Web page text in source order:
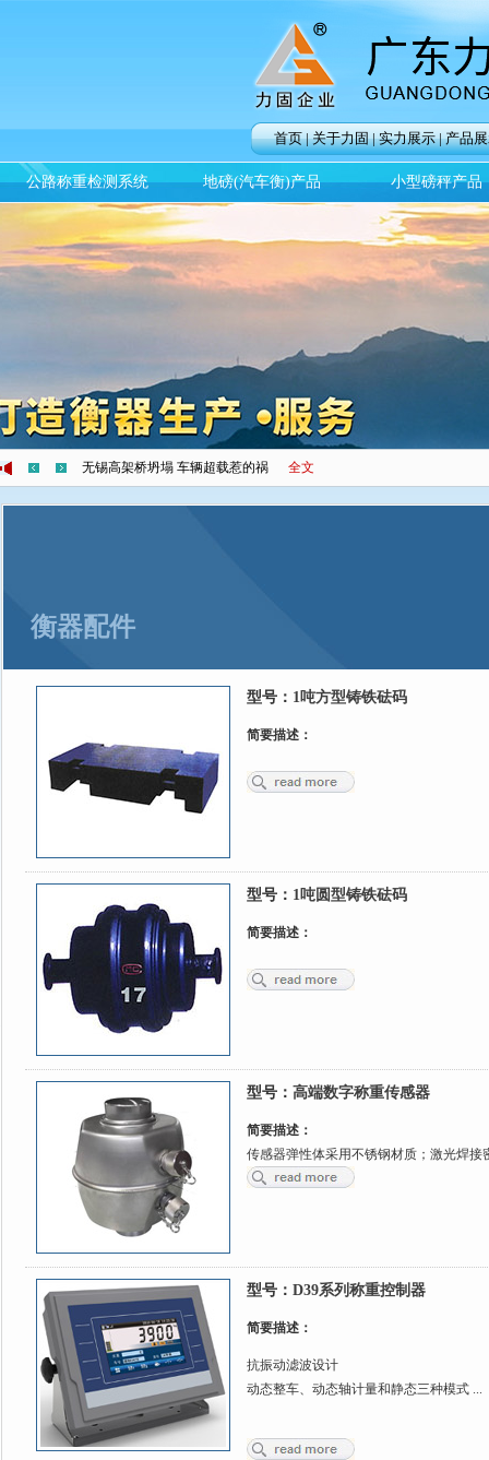
首页|关于力固|实力展示|产品
公路称重检测系统 地磅(汽车衡)产品 小型磅秤产品
力固衡器：大桥垮塌和超载到底有什么联系？
无锡高架桥坍塌 车辆超载惹的祸 全文
高速治超前景广阔 利国利民 全文
衡器配件
型号： 1吨方型铸铁砝码
简要描述：
型号： 1吨圆型铸铁砝码
简要描述：
型号： 高端数字称重传感器
简要描述：
传感器弹性体采用不锈钢材质；激光焊
型号： D39系列称重控制器
简要描述：
抗振动滤波设计
动态整车、动态轴计量和静态三种模式 ...